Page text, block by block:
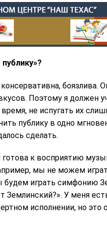
боязлива.
Поэтому я должен
время, не испугать их
публику в одно
сделать.
к восприятию
мы не можем
будем играть симфонию
Землинский?». У меня
исполнении, но это